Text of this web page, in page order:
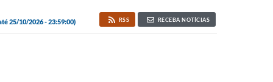
25/10/2026 - 23:59:00) RSS RECEBA NOTÍCIAS